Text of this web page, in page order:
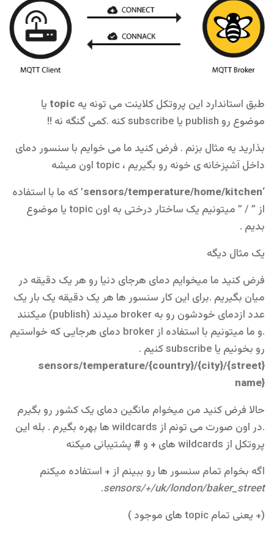
طبق استاندارد این پروتکل کلاینت می تونه یه topicیا
موضوع رو publish یا subscribe کنه .کمی گنگه نه !!
بذارید یه مثال بزنم . فرض کنید ما می خوایم با سنسور دمای
داخل آشپزخانه ی خونه رو بگیریم ، topic اون میشه
‘sensors/temperature/home/kitchen’
که ما با استفاده
از ” / ” میتونیم یک ساختار درختی به اون topic یا موضوع
بدیم .
یک مثال دیگه
فرض کنید ما میخوایم دمای هرجای دنیا رو هر یک دقیقه در
میان بگیریم .برای این کار سنسور ها هر یک دقیقه یک بار یک
عدد ازدمای خودشون رو به broker میدند (publish) میکنند
.و ما میتونیم با استفاده از broker دمای هرجایی که خواستیم
رو بخونیم یا subscribe کنیم .
{sensors/temperature/{country}/{city}/{street
name}
حالا فرض کنید من میخوام مانگین دمای یک کشور رو بگیرم
.در اون صورت می تونم از wildcards ها بهره بگیرم . بله این
پروتکل از wildcards های
+ و # پشتیبانی میکنه
اگه بخوام تمام سنسور ها رو ببینم از + استفاده میکنم
sensors/+/uk/london/baker_street
.
(+ یعنی تمام topic های موجود )